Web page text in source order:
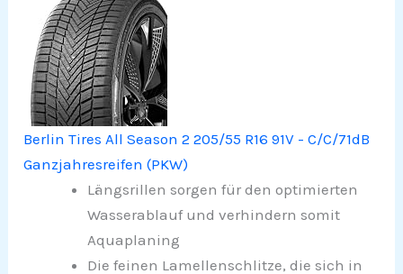
Berlin Tires All Season 2 205/55 R16 91V - C/C/71dB
Ganzjahresreifen (PKW)
Längsrillen sorgen für den optimierten
Wasserablauf und verhindern somit
Aquaplaning
Die feinen Lamellenschlitze, die sich in